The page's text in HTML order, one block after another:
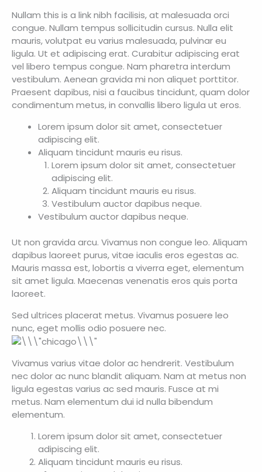
Nullam this is a link nibh facilisis, at malesuada orci
congue. Nullam tempus sollicitudin cursus. Nulla elit
mauris, volutpat eu varius malesuada, pulvinar eu
ligula. Ut et adipiscing erat. Curabitur adipiscing erat
vel libero tempus congue. Nam pharetra interdum
vestibulum. Aenean gravida mi non aliquet porttitor.
Praesent dapibus, nisi a faucibus tincidunt, quam dolor
condimentum metus, in convallis libero ligula ut eros.
Lorem ipsum dolor sit amet, consectetuer
adipiscing elit.
Aliquam tincidunt mauris eu risus.
Lorem ipsum dolor sit amet, consectetuer
adipiscing elit.
Aliquam tincidunt mauris eu risus.
Vestibulum auctor dapibus neque.
Vestibulum auctor dapibus neque.
Ut non gravida arcu. Vivamus non congue leo. Aliquam
dapibus laoreet purus, vitae iaculis eros egestas ac.
Mauris massa est, lobortis a viverra eget, elementum
sit amet ligula. Maecenas venenatis eros quis porta
laoreet.
Sed ultrices placerat metus. Vivamus posuere leo
nunc, eget mollis odio posuere nec.
Vivamus varius vitae dolor ac hendrerit. Vestibulum
nec dolor ac nunc blandit aliquam. Nam at metus non
ligula egestas varius ac sed mauris. Fusce at mi
metus. Nam elementum dui id nulla bibendum
elementum.
Lorem ipsum dolor sit amet, consectetuer
adipiscing elit.
Aliquam tincidunt mauris eu risus.